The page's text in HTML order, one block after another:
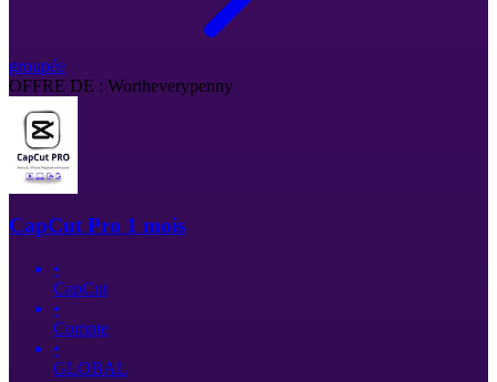
groupée
OFFRE DE : Wortheverypenny
CapCut Pro 1 mois
•
CapCut
•
Compte
•
GLOBAL